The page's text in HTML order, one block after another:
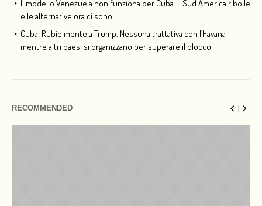
Il modello Venezuela non funziona per Cuba. Il Sud America ribolle
e le alternative ora ci sono
Cuba: Rubio mente a Trump. Nessuna trattativa con l’Havana
mentre altri paesi si organizzano per superare il blocco
RECOMMENDED